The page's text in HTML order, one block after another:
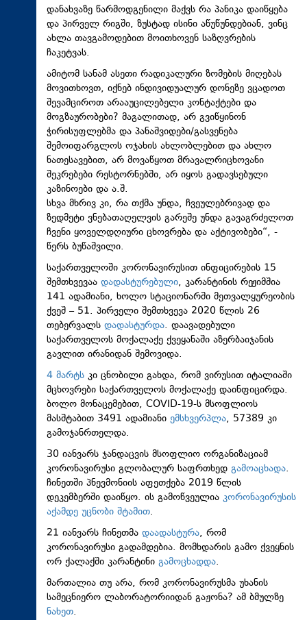
დანახვაზე წარმოდგენილი მაქვს რა პანიკა დაიწყება
და პირველ რიგში, ზუსტად ისინი აწუწუნდებიან, ვინც
ახლა თავგამოდებით მოითხოვენ საზღვრების
ჩაკეტვას.
ამიტომ სანამ ასეთი რადიკალური ზომების მიღებას
მოვითხოვთ, იქნებ ინდივიდუალურ დონეზე ვცადოთ
შევამციროთ არააუცილებელი კონტაქტები და
მოგზაურობები? მაგალითად, არ გვიწყინონ
ჭირისუფლებმა და პანაშვიდები/გასვენება
შემოიფარგლოს ოჯახის ახლობლებით და ახლო
ნათესავებით, არ მოვაწყოთ მრავალრიცხოვანი
შეკრებები რესტორნებში, არ იყოს გადავსებული
კაზინოები და ა.შ.
სხვა მხრივ კი, რა თქმა უნდა, ჩვეულებრივად და
ზედმეტი ვნებათაღელვის გარეშე უნდა გავაგრძელოთ
ჩვენი ყოველდღიური ცხოვრება და აქტივობები“, -
წერს ბუწაშვილი.
საქართველოში კორონავირუსით ინფიცირების 15
შემთხვევაა დადასტურებული, კარანტინის რეჟიმშია
141 ადამიანი, ხოლო სტაციონარში მეთვალყურეობის
ქვეშ – 51. პირველი შემთხვევა 2020 წლის 26
თებერვალს დადასტურდა. დაავადებული
საქართველოს მოქალაქე ქვეყანაში აზერბაიჯანის
გავლით ირანიდან შემოვიდა.
4 მარტს კი ცნობილი გახდა, რომ ვირუსით იტალიაში
მცხოვრები საქართველოს მოქალაქე დაინფიცირდა.
ბოლო მონაცემებით, COVID-19-ს მსოფლიოს
მასშტაბით 3491 ადამიანი ემსხვერპლა, 57389 კი
გამოჯანრთელდა.
30 იანვარს ჯანდაცვის მსოფლიო ორგანიზაციამ
კორონავირუსი გლობალურ საფრთხედ გამოაცხადა.
ჩინეთში პნევმონიის აფეთქება 2019 წლის
დეკემბერში დაიწყო. ის გამოწვეულია კორონავირუსის
აქამდე უცნობი შტამით.
21 იანვარს ჩინეთმა დაადასტურა, რომ
კორონავირუსი გადამდებია. მომხდარის გამო ქვეყნის
ორ ქალაქში კარანტინი გამოცხადდა.
მართალია თუ არა, რომ კორონავირუსმა უხანის
სამეცნიერო ლაბორატორიიდან გაჟონა? ამ ბმულზე
ნახეთ.